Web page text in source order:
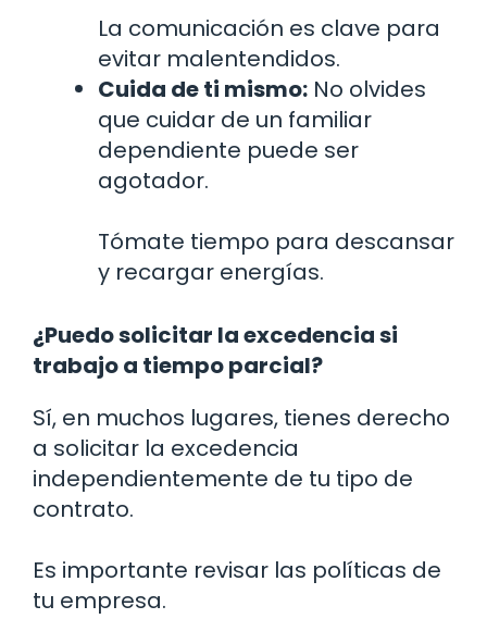
La comunicación es clave para
evitar malentendidos.
Cuida de ti mismo: No olvides
que cuidar de un familiar
dependiente puede ser
agotador.
Tómate tiempo para descansar
y recargar energías.
¿Puedo solicitar la excedencia si
trabajo a tiempo parcial?
Sí, en muchos lugares, tienes derecho
a solicitar la excedencia
independientemente de tu tipo de
contrato.
Es importante revisar las políticas de
tu empresa.